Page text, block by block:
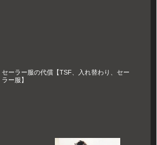
セーラー服の代償【TSF、入れ替わり、セー
ラー服】